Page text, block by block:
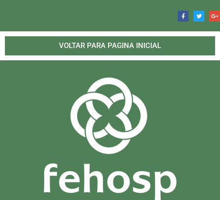
VOLTAR PARA PAGINA INICIAL